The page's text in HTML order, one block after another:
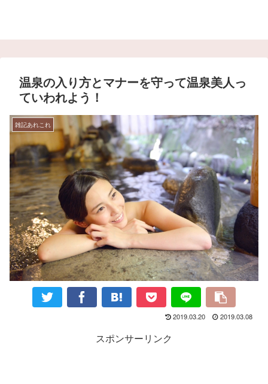
温泉の入り方とマナーを守って温泉美人っ
ていわれよう！
雑記あれこれ
2019.03.20 2019.03.08
スポンサーリンク